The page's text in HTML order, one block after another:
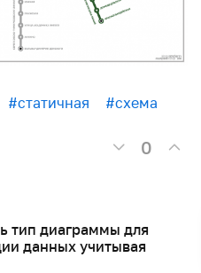
#статичная #схема
0
тип диаграммы для
данных учитывая